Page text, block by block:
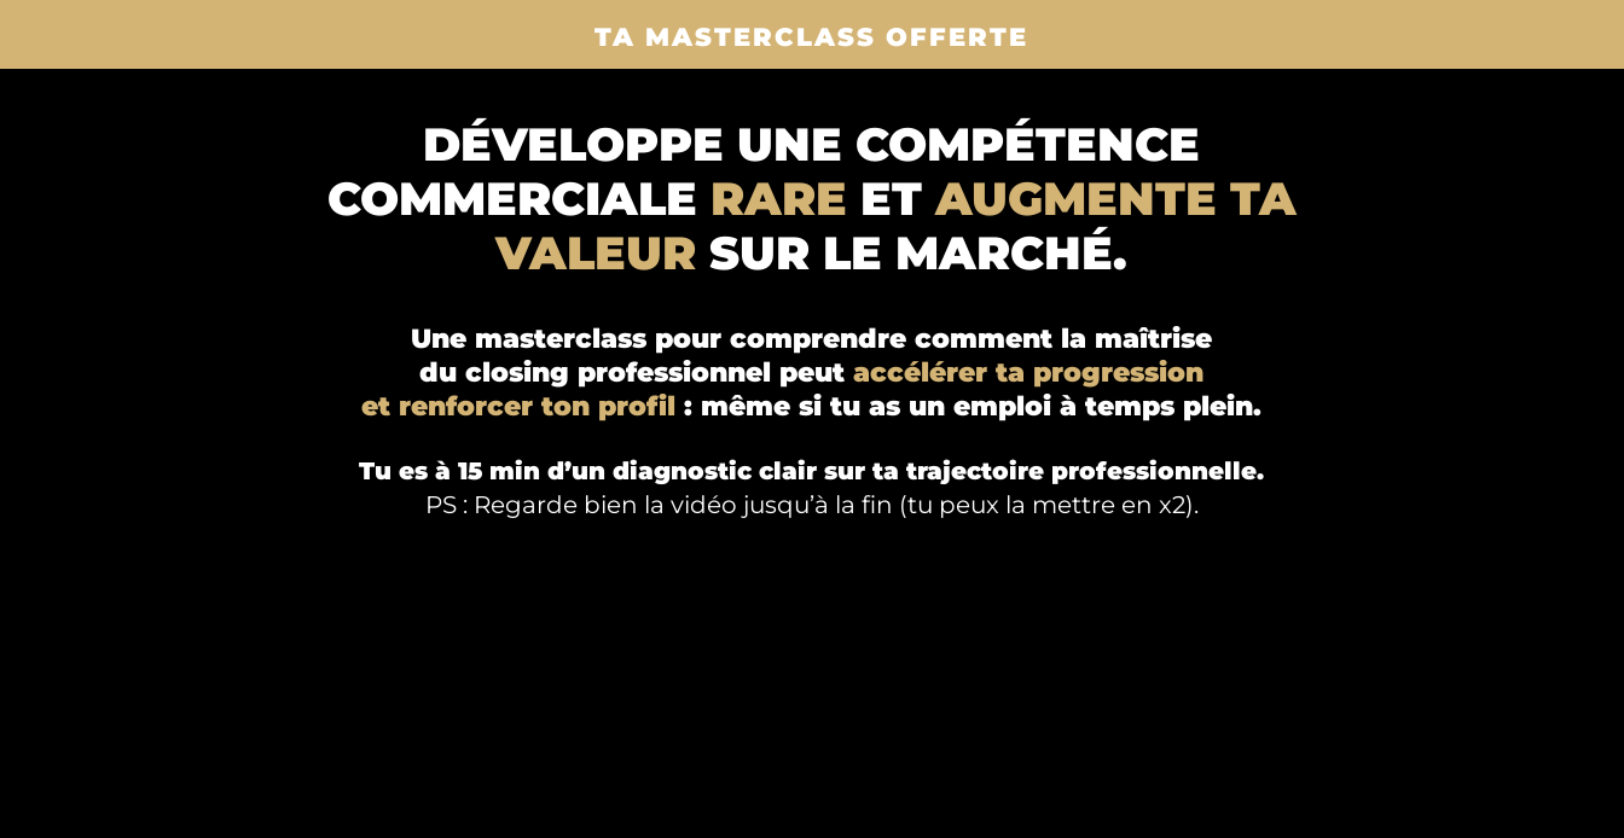
TA MASTERCLASS OFFERTE
DÉVELOPPE UNE COMPÉTENCE
COMMERCIALE RARE ETAUGMENTE TA
VALEUR SUR LE MARCHÉ.
Une masterclass pour comprendre comment la maîtrise
du closing professionnel peutaccélérer ta progression
et renforcer ton profil : même si tu as un emploi à temps plein.
Tu es à 15 min d’un diagnostic clair sur ta trajectoire professionnelle.
PS : Regarde bien la vidéo jusqu’à la fin (tu peux la mettre en x2).